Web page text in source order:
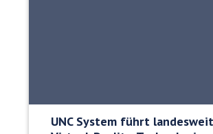
UNC System führt